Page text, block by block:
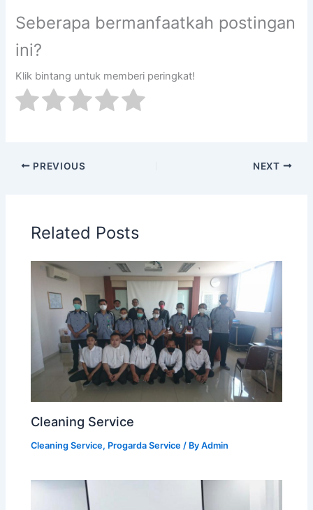
Seberapa bermanfaatkah postingan
ini?
Klik bintang untuk memberi peringkat!
PREVIOUS NEXT
Related Posts
Cleaning Service
Cleaning Service, Progarda Service / ByAdmin